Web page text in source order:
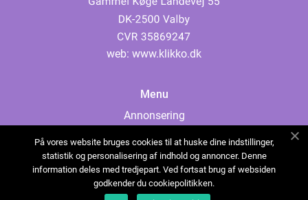
web: www.klikko.dk
Menu
Annonsering
Cookies
Kontakta oss
Sitemap
På vores website bruges cookies til at huske dine indstillinger,
statistik og personalisering af indhold og annoncer. Denne
information deles med tredjepart. Ved fortsat brug af websiden
godkender du cookiepolitikken.